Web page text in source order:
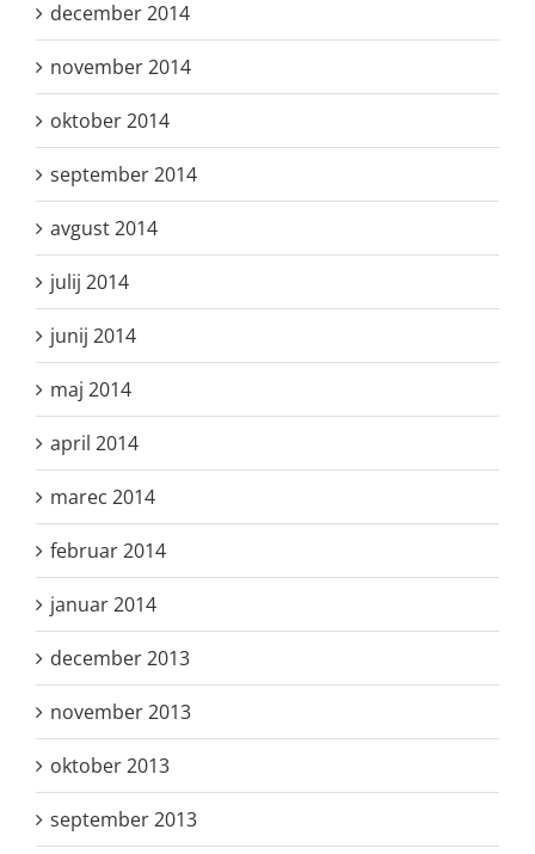
december 2014
november 2014
oktober 2014
september 2014
avgust 2014
julij 2014
junij 2014
maj 2014
april 2014
marec 2014
februar 2014
januar 2014
december 2013
november 2013
oktober 2013
september 2013